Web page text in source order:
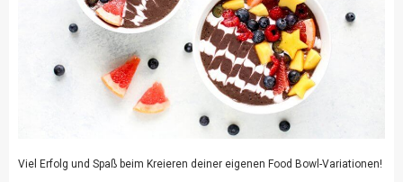
Viel Erfolg und Spaß beim Kreieren deiner eigenen Food Bowl-Variationen!